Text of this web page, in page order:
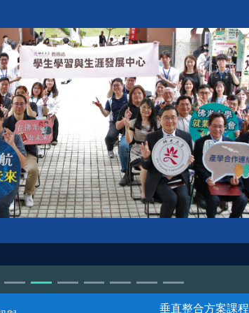
垂直整合方案課程